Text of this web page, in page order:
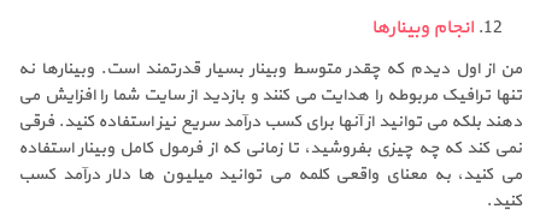
انجام وبینارها
من از اول دیدم که چقدر متوسط وبینار بسیار قدرتمند است. وبینارها نه
تنها ترافیک مربوطه را هدایت می کنند و بازدید از سایت شما را افزایش می
دهند بلکه می توانید از آنها برای کسب درآمد سریع نیز استفاده کنید. فرقی
نمی کند که چه چیزی بفروشید، تا زمانی که از فرمول کامل وبینار استفاده
می کنید، به معنای واقعی کلمه می توانید میلیون ها دلار درآمد کسب
کنید.